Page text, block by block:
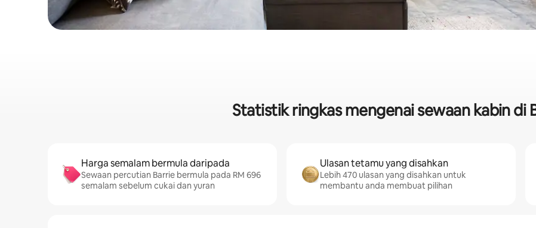
Statistik ringkas mengenai sewaan kabin di
Harga semalam bermula daripada
Sewaan percutian Barrie bermula pada RM 696
semalam sebelum cukai dan yuran
Ulasan tetamu yang disahkan
Lebih 470 ulasan yang disahkan untuk
membantu anda membuat pilihan